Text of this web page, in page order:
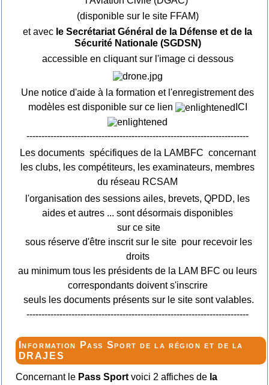
(disponible sur le site FFAM)
et avec le Secrétariat Général de la Défense et de la
Sécurité Nationale (SGDSN)
accessible en cliquant sur l'image ci dessous
Une notice d'aide à la formation et l'enregistrement des
modèles est disponible sur ce lien
ICI
--------------------------------------------------------------------------
Les documents spécifiques de la LAMBFC concernant
les clubs, les compétiteurs, les examinateurs, membres
du réseau RCSAM
l'organisation des sessions ailes, brevets, QPDD, les
aides et autres ... sont désormais disponibles
sur ce site
sous réserve d'être inscrit sur le site pour recevoir les
droits
au minimum tous les présidents de la LAM BFC ou leurs
correspondants doivent s'inscrire
seuls les documents présents sur le site sont valables.
--------------------------------------------------------------------------
Information Pass Sport de la région et de la
DRAJES
Concernant lePass Sportvoici 2 affiches dela